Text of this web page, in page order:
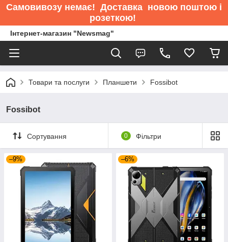
Самовивозу немає! Доставка новою поштою і
розеткою!
Інтернет-магазин "Newsmag"
Товари та послуги Планшети Fossibot
Fossibot
Сортування 0 Фільтри
–9% –6%